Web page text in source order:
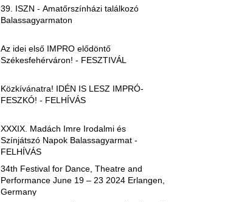
39. ISZN - Amatőrszínházi találkozó
Balassagyarmaton
Az idei első IMPRO elődöntő
Székesfehérváron! - FESZTIVÁL
Közkívánatra! IDÉN IS LESZ IMPRÓ-
FESZKÓ! - FELHÍVÁS
XXXIX. Madách Imre Irodalmi és
Színjátszó Napok Balassagyarmat -
FELHÍVÁS
34th Festival for Dance, Theatre and
Performance June 19 – 23 2024 Erlangen,
Germany